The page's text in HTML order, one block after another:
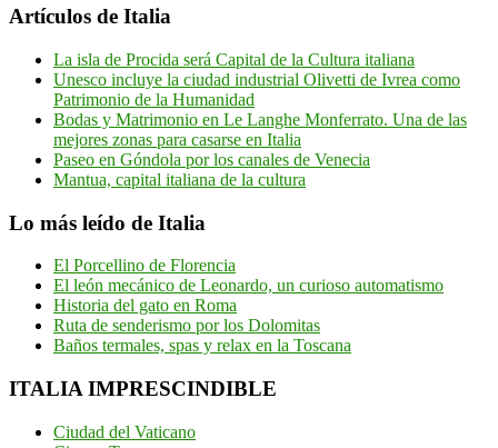
Artículos de Italia
La isla de Procida será Capital de la Cultura italiana
Unesco incluye la ciudad industrial Olivetti de Ivrea como
Patrimonio de la Humanidad
Bodas y Matrimonio en Le Langhe Monferrato. Una de las
mejores zonas para casarse en Italia
Paseo en Góndola por los canales de Venecia
Mantua, capital italiana de la cultura
Lo más leído de Italia
El Porcellino de Florencia
El león mecánico de Leonardo, un curioso automatismo
Historia del gato en Roma
Ruta de senderismo por los Dolomitas
Baños termales, spas y relax en la Toscana
ITALIA IMPRESCINDIBLE
Ciudad del Vaticano